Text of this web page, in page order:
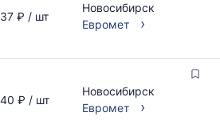
₽ / шт
Новосибирск
Евромет
›
₽ / шт
Новосибирск
Евромет
›